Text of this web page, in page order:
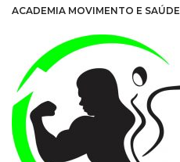
ACADEMIA MOVIMENTO E SAÚDE